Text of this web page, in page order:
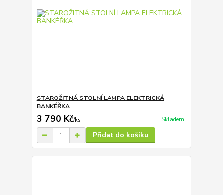
STAROŽITNÁ STOLNÍ LAMPA ELEKTRICKÁ
BANKÉŘKA
3 790 Kč/ks Skladem
Přidat do košíku